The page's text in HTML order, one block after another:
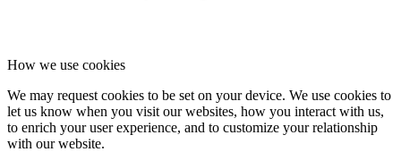
How we use cookies
We may request cookies to be set on your device. We use cookies to
let us know when you visit our websites, how you interact with us,
to enrich your user experience, and to customize your relationship
with our website.